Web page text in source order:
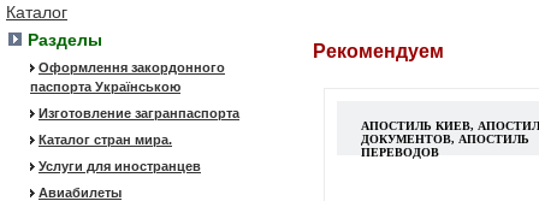
Каталог
Разделы
Оформлення закордонного
паспорта Українською
Изготовление загранпаспорта
Каталог стран мира.
Услуги для иностранцев
Авиабилеты
Рекомендуем
АПОСТИЛЬ КИЕВ,
ДОКУМЕНТОВ, АПОСТИЛЬ
ПЕРЕВОДОВ